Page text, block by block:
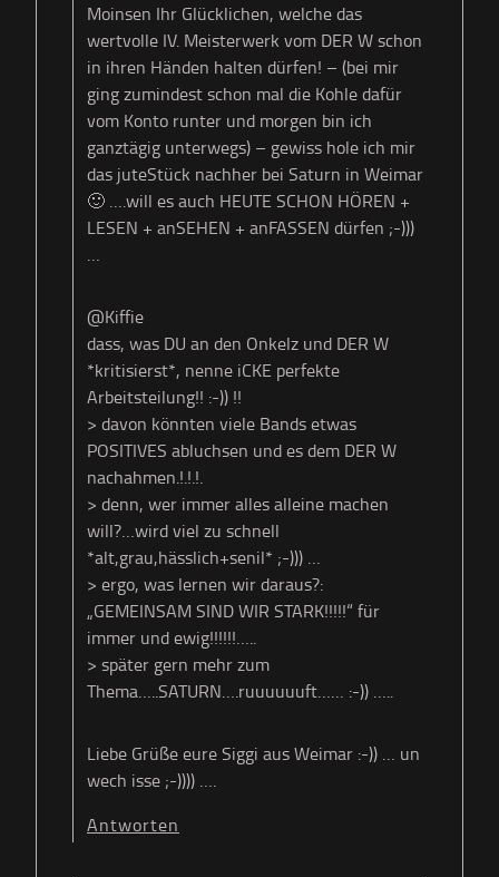
Moinsen Ihr Glücklichen, welche das
wertvolle IV. Meisterwerk vom DER W schon
in ihren Händen halten dürfen! – (bei mir
ging zumindest schon mal die Kohle dafür
vom Konto runter und morgen bin ich
ganztägig unterwegs) – gewiss hole ich mir
das juteStück nachher bei Saturn in Weimar
🙂 ….will es auch HEUTE SCHON HÖREN +
LESEN + anSEHEN + anFASSEN dürfen ;-)))
…
@Kiffie
dass, was DU an den Onkelz und DER W
*kritisierst*, nenne iCKE perfekte
Arbeitsteilung!! :-)) !!
> davon könnten viele Bands etwas
POSITIVES abluchsen und es dem DER W
nachahmen.!.!.!.
> denn, wer immer alles alleine machen
will?…wird viel zu schnell
*alt,grau,hässlich+senil* ;-))) …
> ergo, was lernen wir daraus?:
„GEMEINSAM SIND WIR STARK!!!!!“ für
immer und ewig!!!!!!…..
> später gern mehr zum
Thema…..SATURN….ruuuuuuft…… :-)) …..
Liebe Grüße eure Siggi aus Weimar :-)) … un
wech isse ;-)))) ….
Antworten